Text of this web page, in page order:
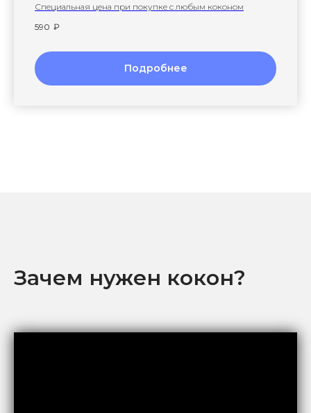
Специальная цена при покупке с любым коконом
590 ₽
Подробнее
Зачем нужен кокон?